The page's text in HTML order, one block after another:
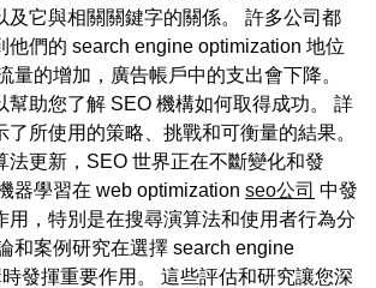
及它與相關關鍵字的關係。 許多公司都
他們的 search engine optimization 地位
量的增加，廣告帳戶中的支出會下降。
幫助您了解 SEO 機構如何取得成功。 詳
所使用的策略、挑戰和可衡量的結果。
法更新，SEO 世界正在不斷變化和發
器學習在 web optimization seo公司 中發
用，特別是在搜尋演算法和使用者行為分
和案例研究在選擇 search engine
發揮重要作用。 這些評估和研究讓您深